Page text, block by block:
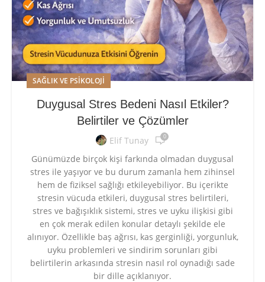
SAĞLIK VE PSIKOLOJI
Duygusal Stres Bedeni Nasıl Etkiler?
Belirtiler ve Çözümler
Elif Tunay 0
Günümüzde birçok kişi farkında olmadan duygusal
stres ile yaşıyor ve bu durum zamanla hem zihinsel
hem de fiziksel sağlığı etkileyebiliyor. Bu içerikte
stresin vücuda etkileri, duygusal stres belirtileri,
stres ve bağışıklık sistemi, stres ve uyku ilişkisi gibi
en çok merak edilen konular detaylı şekilde ele
alınıyor. Özellikle baş ağrısı, kas gerginliği, yorgunluk,
uyku problemleri ve sindirim sorunları gibi
belirtilerin arkasında stresin nasıl rol oynadığı sade
bir dille açıklanıyor.